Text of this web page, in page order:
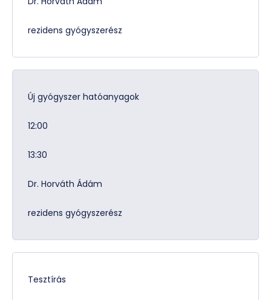
rezidens gyógyszerész
Új gyógyszer hatóanyagok
12:00
13:30
Dr. Horváth Ádám
rezidens gyógyszerész
Tesztírás